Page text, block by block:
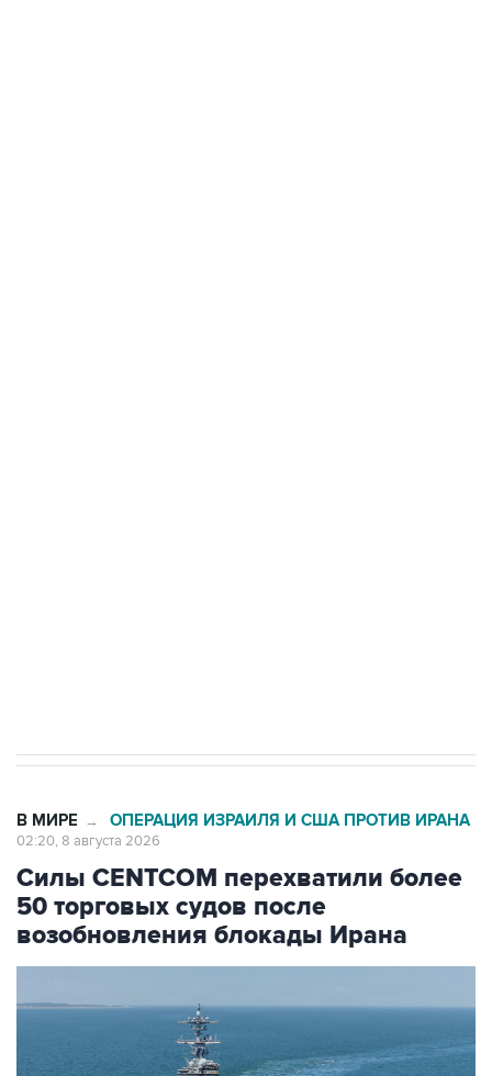
В МИРЕ → ОПЕРАЦИЯ ИЗРАИЛЯ И США ПРОТИВ ИРАНА
02:20, 8 августа 2026
Силы CENTCOM перехватили более
50 торговых судов после
возобновления блокады Ирана